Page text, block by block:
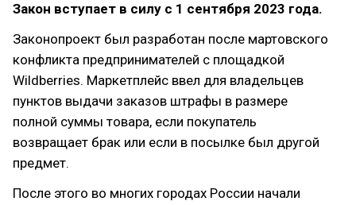
Закон вступает в силу с 1 сентября 2023 года.
Законопроект был разработан после мартовского
конфликта предпринимателей с площадкой
Wildberries. Маркетплейс ввел для владельцев
пунктов выдачи заказов штрафы в размере
полной суммы товара, если покупатель
возвращает брак или если в посылке был другой
предмет.
После этого во многих городах России начали